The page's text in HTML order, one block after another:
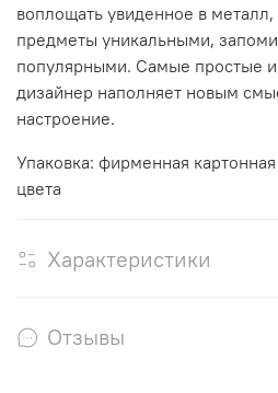
воплощать увиденное в металл,
предметы уникальными,
популярными. Самые простые
дизайнер наполняет новым
настроение.
Упаковка: фирменная
цвета
Характеристики
Отзывы